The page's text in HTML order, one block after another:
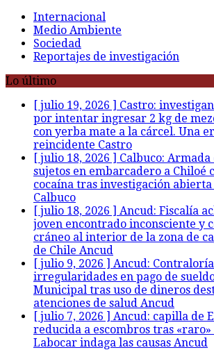
Internacional
Medio Ambiente
Sociedad
Reportajes de investigación
Lo último
[ julio 19, 2026 ] Castro:
por intentar ingresar 2 kg de
con yerba mate a la cárcel. Una
reincidente Castro
[ julio 18, 2026 ] Calbuco: Armada
sujetos en embarcadero a Chiloé
cocaína tras investigación abierta
Calbuco
[ julio 18, 2026 ] Ancud: Fiscalía
joven encontrado inconsciente y
cráneo al interior de la zona de
de Chile Ancud
[ julio 9, 2026 ] Ancud:
irregularidades en pago de
Municipal tras uso de dineros
atenciones de salud Ancud
[ julio 7, 2026 ] Ancud: capilla de
reducida a escombros tras
Labocar indaga las causas Ancud